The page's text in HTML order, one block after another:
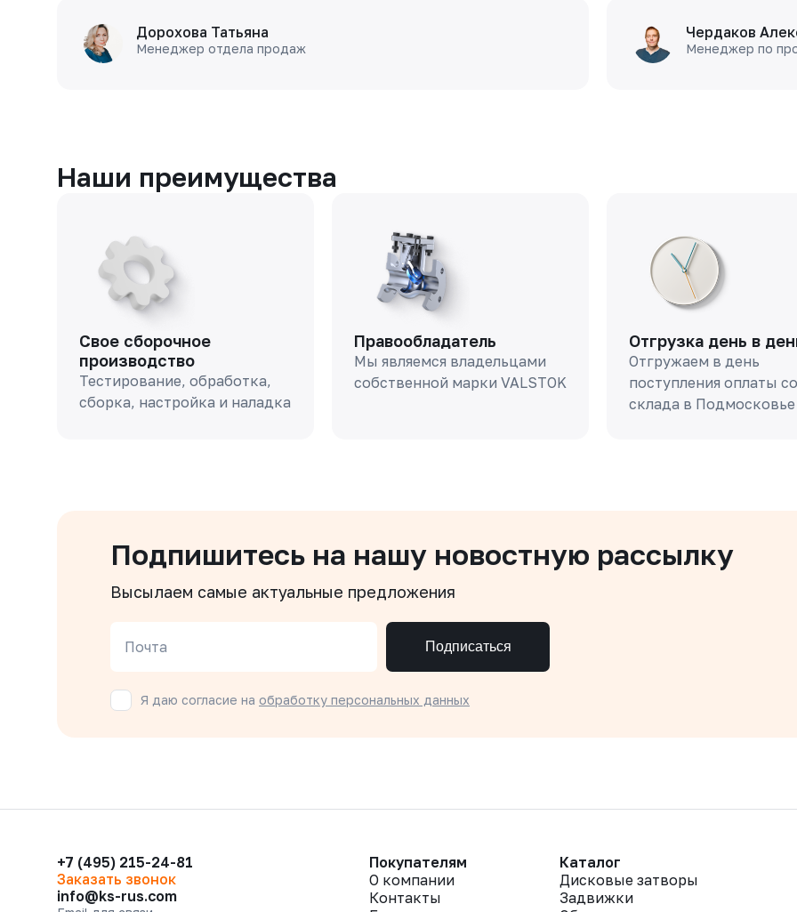
Дорохова Татьяна
Менеджер отдела продаж
Чердаков
Менеджер по
Наши преимущества
Свое сборочное
производство
Тестирование, обработка,
сборка, настройка и наладка
Правообладатель
Мы являемся владельцами
собственной марки VALSTOK
Отгрузка день в
Отгружаем в день
поступления оплаты со
склада в Подмосковье
Подпишитесь на нашу новостную рассылку
Высылаем самые актуальные предложения
Почта Подписаться
Я даю согласие на обработку персональных данных
+7 (495) 215-24-81
Заказать звонок
info@ks-rus.com
Покупателям
О компании
Контакты
Каталог
Дисковые затворы
Задвижки